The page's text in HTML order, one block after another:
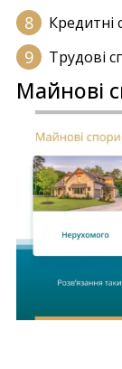
Кредитні
Трудові
Майнові